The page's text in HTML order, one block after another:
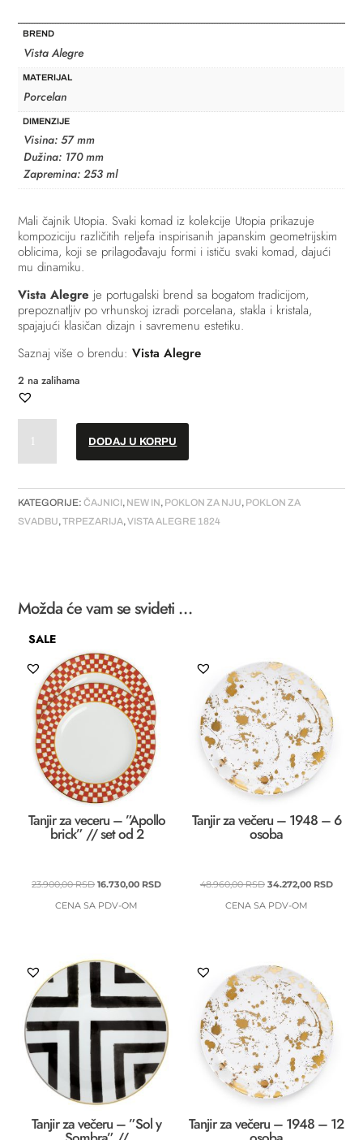
BREND
Vista Alegre
MATERIJAL
Porcelan
DIMENZIJE
Visina: 57 mm
Dužina: 170 mm
Zapremina: 253 ml
Mali čajnik Utopia. Svaki komad iz kolekcije Utopia prikazuje
kompoziciju različitih reljefa inspirisanih japanskim geometrijskim
oblicima, koji se prilagođavaju formi i ističu svaki komad, dajući
mu dinamiku.
Vista Alegre je portugalski brend sa bogatom tradicijom,
prepoznatljiv po vrhunskoj izradi porcelana, stakla i kristala,
spajajući klasičan dizajn i savremenu estetiku.
Saznaj više o brendu:Vista Alegre
2 na zalihama
”Utopia”
DODAJ U KORPU
KATEGORIJE:ČAJNICI, NEW IN, POKLON ZA NJU, POKLON ZA
SVADBU,TRPEZARIJA,VISTA ALEGRE 1824
Možda će vam se svideti …
SALE
Tanjir za veceru – ”Apollo
brick” // set od 2
23.900,00RSD ORIGINALNA
CENA
23.900,00 RSD.
16.730,00 RSDTRENUTNA
CENA SA PDV-OM
Tanjir za večeru – 1948 – 6
osoba
48.960,00RSD ORIGINALNA
CENA
48.960,00 RSD.
34.272,00 RSD
CENA SA PDV-OM
Tanjir za večeru – ”Sol y Tanjir za večeru – 1948 – 12